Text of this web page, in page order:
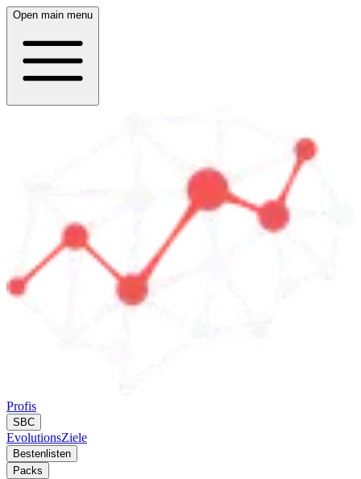
Open main menu
Profis
SBC
EvolutionsZiele
Bestenlisten
Packs